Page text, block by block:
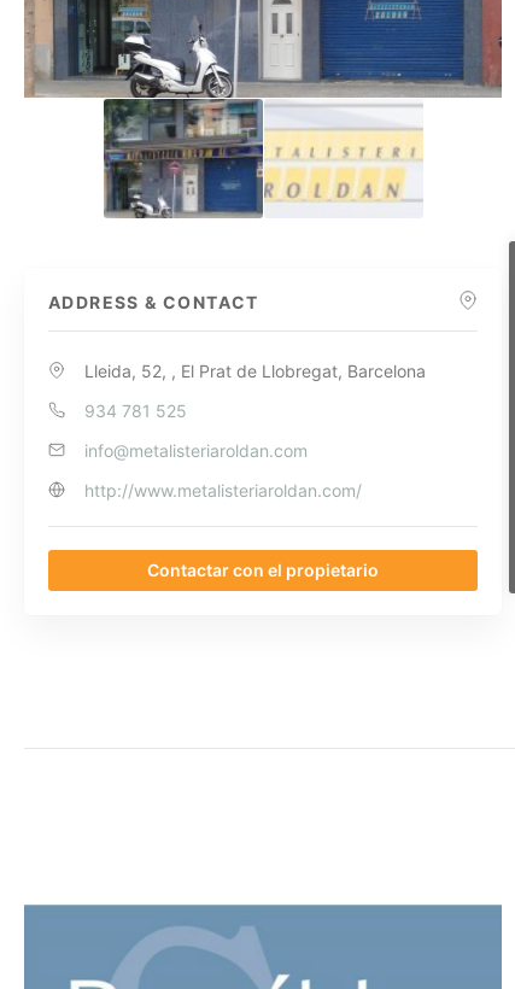
ADDRESS & CONTACT
Lleida, 52, , El Prat de Llobregat, Barcelona
934 781 525
info@metalisteriaroldan.com
http://www.metalisteriaroldan.com/
Contactar con el propietario